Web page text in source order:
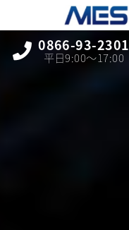
0866-93-2301
平日9:00〜17:00